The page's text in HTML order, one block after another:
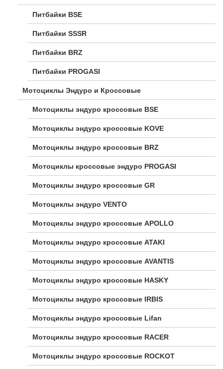
Питбайки BSE
Питбайки SSSR
Питбайки BRZ
Питбайки PROGASI
Мотоциклы Эндуро и Кроссовые
Мотоциклы эндуро кроссовые BSE
Мотоциклы эндуро кроссовые KOVE
Мотоциклы эндуро кроссовые BRZ
Мотоциклы кроссовые эндуро PROGASI
Мотоциклы эндуро кроссовые GR
Мотоциклы эндуро VENTO
Мотоциклы эндуро кроссовые APOLLO
Мотоциклы эндуро кроссовые ATAKI
Мотоциклы эндуро кроссовые AVANTIS
Мотоциклы эндуро кроссовые HASKY
Мотоциклы эндуро кроссовые IRBIS
Мотоциклы эндуро кроссовые Lifan
Мотоциклы эндуро кроссовые RACER
Мотоциклы эндуро кроссовые ROCKOT